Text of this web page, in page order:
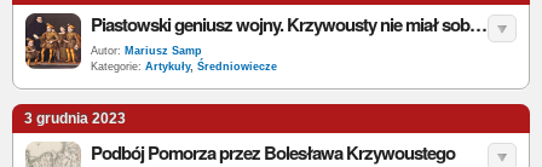
Piastowski geniusz wojny. Krzywousty nie miał sobie równych na polu bitwy
Autor: Mariusz Samp
Kategorie: Artykuły, Średniowiecze
3 grudnia 2023
Podbój Pomorza przez Bolesława Krzywoustego